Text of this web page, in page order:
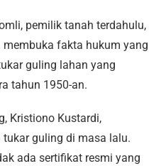
pemilik tanah terdahulu,
membuka fakta hukum yang
guling lahan yang
tahun 1950-an.
Kristiono Kustardi,
guling di masa lalu.
ada sertifikat resmi yang